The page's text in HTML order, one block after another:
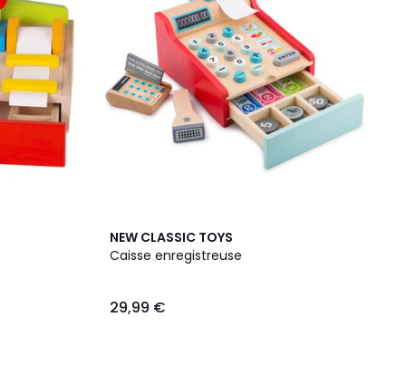
NEW CLASSIC TOYS
Caisse enregistreuse
29,99 €